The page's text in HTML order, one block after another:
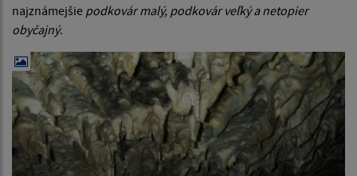
najznámejšie podkovár malý, podkovár veľký a netopier
obyčajný.